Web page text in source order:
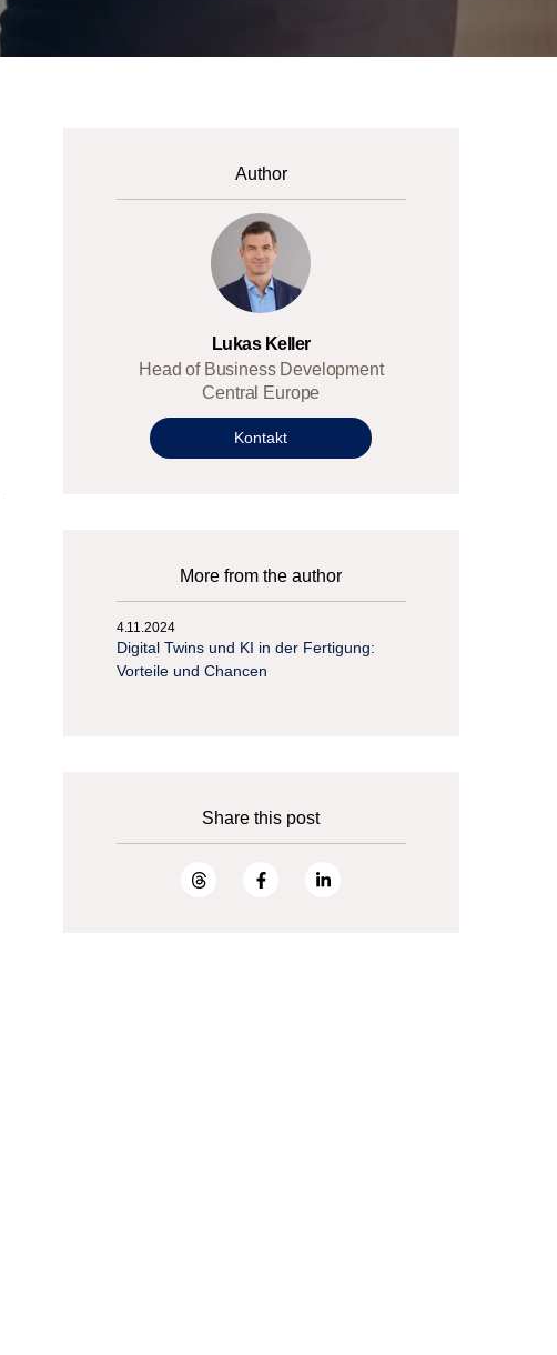
Author
Lukas Keller
Head of Business Development
Central Europe
Kontakt
More from the author
4.11.2024
Digital Twins und KI in der Fertigung:
Vorteile und Chancen
Share this post